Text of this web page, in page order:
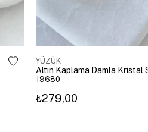
YÜZÜK
19680
₺279,00